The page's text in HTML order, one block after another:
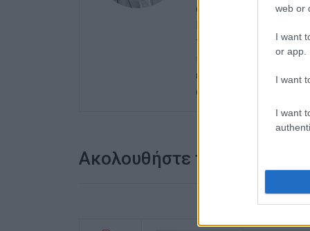
web or
I want
or app.
I want
I want
αθηναϊκές
του γενικού
ισχυρότερη
ενδιαφέρον του για τα
ανιδιοτελής
Ακολουθήστε το enimerosi